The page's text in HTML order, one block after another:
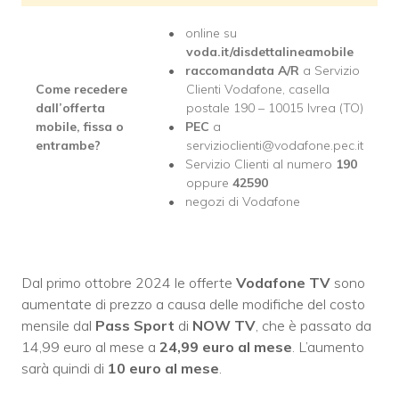
Come recedere
dall’offerta
mobile, fissa o
entrambe?
online su
voda.it/disdettalineamobile
raccomandata A/R a Servizio
Clienti Vodafone, casella
postale 190 – 10015 Ivrea (TO)
PEC a
servizioclienti@vodafone.pec.it
Servizio Clienti al numero 190
oppure 42590
negozi di Vodafone
Dal primo ottobre 2024 le offerte Vodafone TV sono
aumentate di prezzo a causa delle modifiche del costo
mensile dal Pass Sport di NOW TV, che è passato da
14,99 euro al mese a 24,99 euro al mese. L’aumento
sarà quindi di 10 euro al mese.